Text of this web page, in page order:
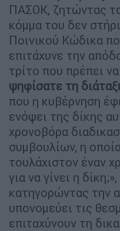
ΠΑΣΟΚ, ζητώντας
κόμμα του δεν
Ποινικού Κώδικα
επιτάχυνε την
τρίτο που πρέπει
ψηφίσατε τη
που η κυβέρνηση
ενόψει της δίκης
χρονοβόρα
συμβουλίων, η
τουλάχιστον έναν
για να γίνει η
κατηγορώντας την
υπονομεύει τις
επιταχύνουν τη